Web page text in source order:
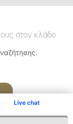
Live chat
στον κλάδο